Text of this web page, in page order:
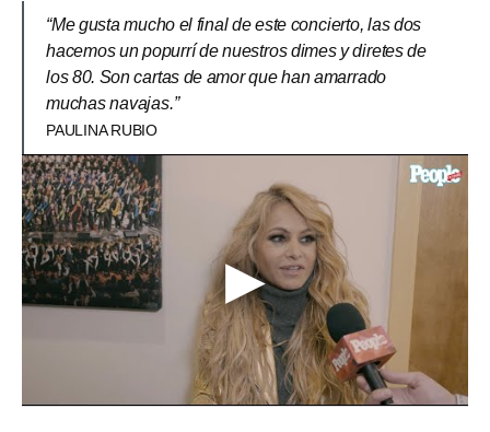
“Me gusta mucho el final de este concierto, las dos
hacemos un popurrí de nuestros dimes y diretes de
los 80. Son cartas de amor que han amarrado
muchas navajas.”
PAULINA RUBIO